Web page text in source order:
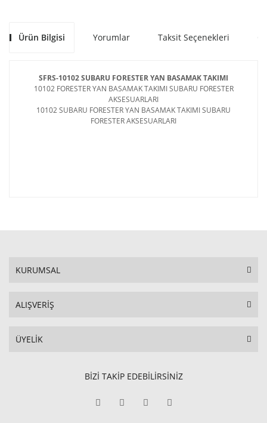
Ürün Bilgisi Yorumlar Taksit Seçenekleri
SFRS-10102 SUBARU FORESTER YAN BASAMAK TAKIMI
10102 FORESTER YAN BASAMAK TAKIMI SUBARU FORESTER
AKSESUARLARI
10102 SUBARU FORESTER YAN BASAMAK TAKIMI SUBARU
FORESTER AKSESUARLARI
KURUMSAL
ALIŞVERİŞ
ÜYELİK
BİZİ TAKİP EDEBİLİRSİNİZ